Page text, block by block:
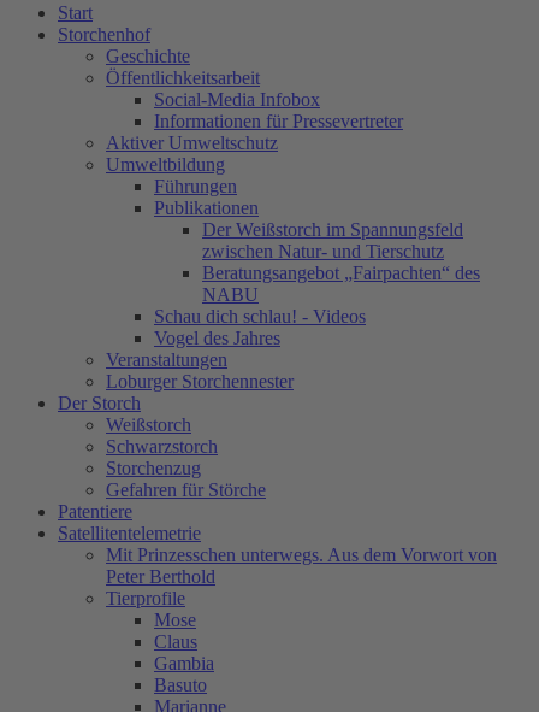
Start
Storchenhof
Geschichte
Öffentlichkeitsarbeit
Social-Media Infobox
Informationen für Pressevertreter
Aktiver Umweltschutz
Umweltbildung
Führungen
Publikationen
Der Weißstorch im Spannungsfeld
zwischen Natur- und Tierschutz
Beratungsangebot „Fairpachten“ des
NABU
Schau dich schlau! - Videos
Vogel des Jahres
Veranstaltungen
Loburger Storchennester
Der Storch
Weißstorch
Schwarzstorch
Storchenzug
Gefahren für Störche
Patentiere
Satellitentelemetrie
Mit Prinzesschen unterwegs. Aus dem Vorwort von
Peter Berthold
Tierprofile
Mose
Claus
Gambia
Basuto
Marianne